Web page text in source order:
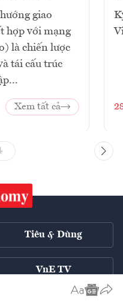
giao
hợp với mạng
là chiến lược
tái cấu trúc
Xem tất cả
Tiêu & Dùng
VnE TV